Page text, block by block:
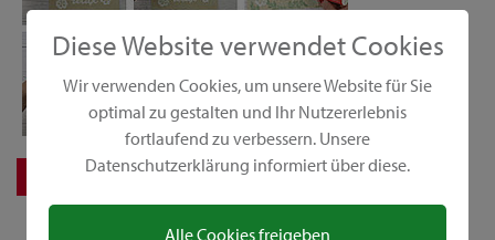
Diese Website verwendet Cookies
Wir verwenden Cookies, um unsere Website für Sie
optimal zu gestalten und Ihr Nutzererlebnis
fortlaufend zu verbessern. Unsere
Datenschutzerklärung informiert über diese.
Alle Cookies freigeben
Download Step-Anleitung